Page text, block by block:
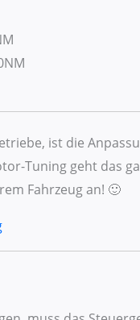
ist die
Tuning geht das
Fahrzeug an! 🙂